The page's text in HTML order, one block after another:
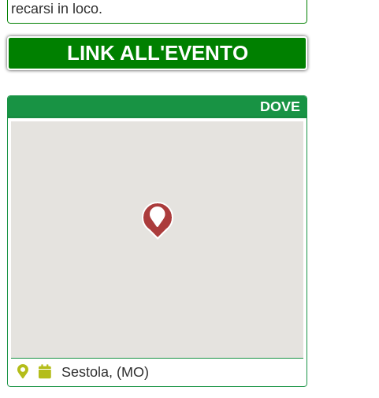
recarsi in loco.
LINK ALL'EVENTO
DOVE
Sestola, (MO)